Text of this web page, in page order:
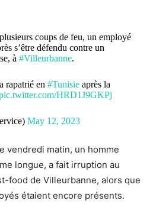
coups de feu, un employé
s’être défendu contre un
à #Villeurbanne.
rapatrié en #Tunisieaprès la
HRD1J9GKPj
May 12, 2023
vendredi matin, un homme
longue, a fait irruption au
food de Villeurbanne, alors que
étaient encore présents.